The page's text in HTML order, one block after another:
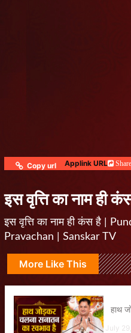
Copy url Applink URL Share
इस वृत्ति का नाम ही
इस वृत्ति का नाम ही कंस है |
Pravachan | Sanskar TV
More Like This
हाथ
July